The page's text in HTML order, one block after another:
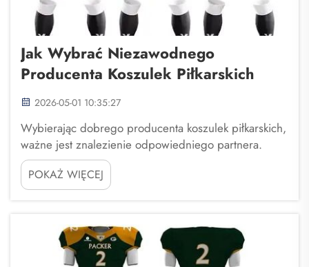
Jak Wybrać Niezawodnego
Producenta Koszulek Piłkarskich
2026-05-01 10:35:27
Wybierając dobrego producenta koszulek piłkarskich,
ważne jest znalezienie odpowiedniego partnera.
Szukasz firmy, która jest wiarygodna i wytwarza
koszulki wysokiej jakości. Fuzhou Saipulang Trading to
doskonały wybór. Specjalizuje się w tworzeniu
POKAŻ WIĘCEJ